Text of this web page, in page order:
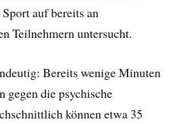
auf bereits an
Teilnehmern untersucht.
Bereits wenige Minuten
gegen die psychische
können etwa 35